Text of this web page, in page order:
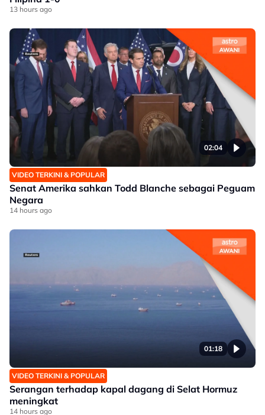
13 hours ago
02:04
VIDEO TERKINI & POPULAR
Senat Amerika sahkan Todd Blanche sebagai Peguam
Negara
14 hours ago
01:18
VIDEO TERKINI & POPULAR
Serangan terhadap kapal dagang di Selat Hormuz
meningkat
14 hours ago